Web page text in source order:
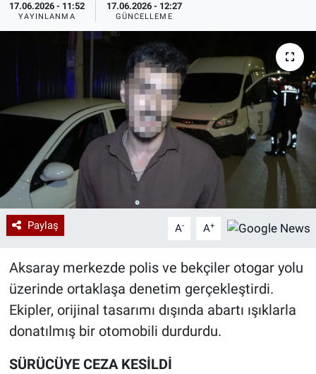
17.06.2026 - 11:52
YAYINLANMA
17.06.2026 - 12:27
GÜNCELLEME
Paylaş A- A+
Aksaray merkezde polis ve bekçiler otogar yolu
üzerinde ortaklaşa denetim gerçekleştirdi.
Ekipler, orijinal tasarımı dışında abartı ışıklarla
donatılmış bir otomobili durdurdu.
SÜRÜCÜYE CEZA KESİLDİ
Kadın
Erişim Bilgileri
Sağlık
Teknoloji
Ramazan